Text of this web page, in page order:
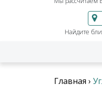
Найдите
Главная ›